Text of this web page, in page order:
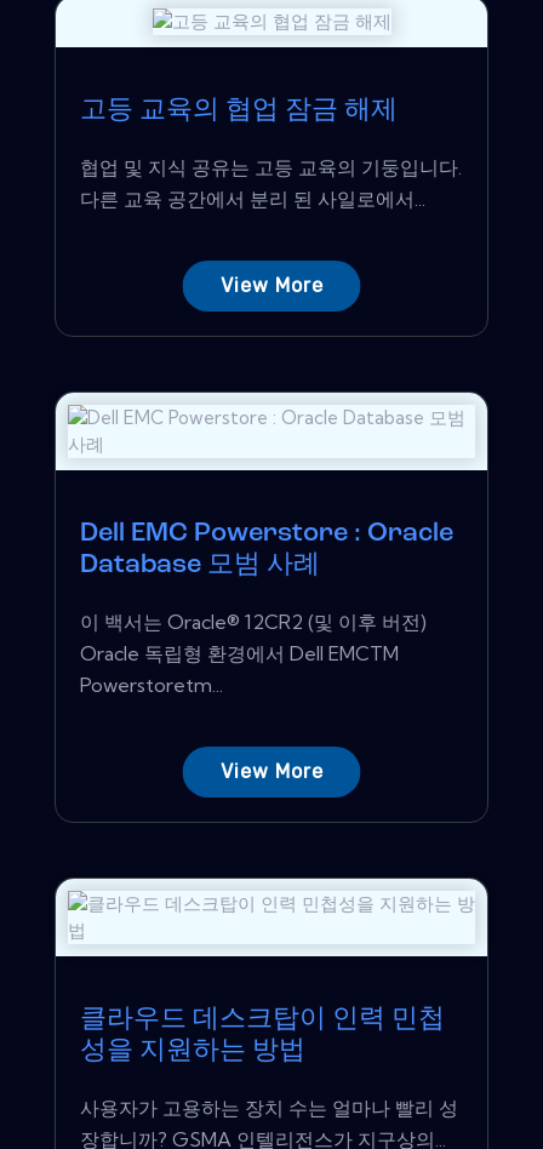
고등 교육의 협업 잠금 해제
협업 및 지식 공유는 고등 교육의 기둥입니다.
다른 교육 공간에서 분리 된 사일로에서...
View More
Dell EMC Powerstore : Oracle
Database 모범 사례
이 백서는 Oracle® 12CR2 (및 이후 버전)
Oracle 독립형 환경에서 Dell EMCTM
Powerstoretm...
View More
클라우드 데스크탑이 인력 민첩
성을 지원하는 방법
사용자가 고용하는 장치 수는 얼마나 빨리 성
장합니까? GSMA 인텔리전스가 지구상의...